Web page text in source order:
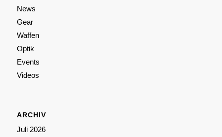
News
Gear
Waffen
Optik
Events
Videos
ARCHIV
Juli 2026